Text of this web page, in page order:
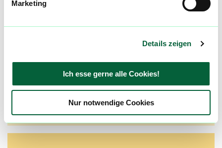
Marketing
Details zeigen
Ich esse gerne alle Cookies!
Nur notwendige Cookies
Alle wichtigen Daten und Fakten - täglich
und Bewertungen flowzz noch besser zu
machen. Melde dich an, um dir deine
Preisreduktionen informiert zu werden und
exklusive Angebote zu erhalten!
Jetzt registrieren